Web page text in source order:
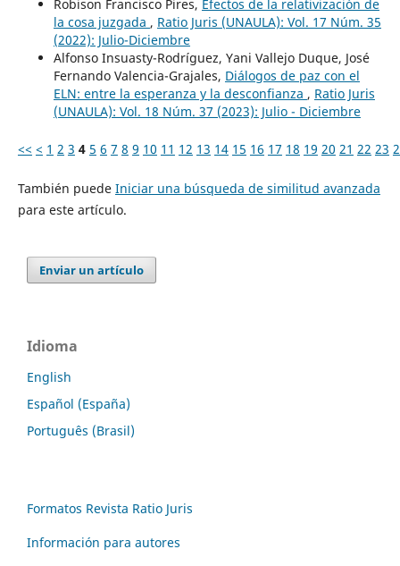
Robison Francisco Pires, Efectos de la relativización de
la cosa juzgada , Ratio Juris (UNAULA): Vol. 17 Núm. 35
(2022): Julio-Diciembre
Alfonso Insuasty-Rodríguez, Yani Vallejo Duque, José
Fernando Valencia-Grajales, Diálogos de paz con el
ELN: entre la esperanza y la desconfianza , Ratio Juris
(UNAULA): Vol. 18 Núm. 37 (2023): Julio - Diciembre
<< < 1 2 3 4 5 6 7 8 9 10 11 12 13 14 15 16 17 18 19 20 21 22 23
También puede Iniciar una búsqueda de similitud avanzada
para este artículo.
Enviar un artículo
Idioma
English
Español (España)
Português (Brasil)
Formatos Revista Ratio Juris
Información para autores